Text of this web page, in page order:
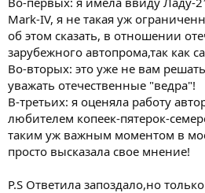
Mark-IV, я не такая уж
об этом сказать, в отношении
зарубежного автопрома,так как
Во-вторых: это уже не вам
уважать отечественные "ведра"!
В-третьих: я оценяла работу
любителем копеек-пятерок-
таким уж важным моментом в
просто высказала свое мнение!
P.S Ответила запоздало,но